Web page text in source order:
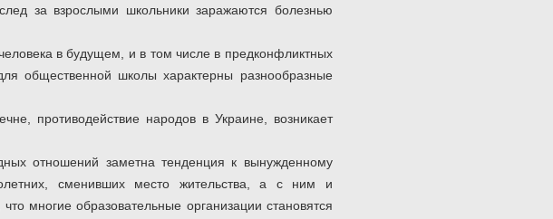
за взрослыми школьники заражаются болезнью
в будущем, и в том числе в предконфликтных
общественной школы характерны разнообразные
противодействие народов в Украине, возникает
отношений заметна тенденция к вынужденному
сменивших место жительства, а с ним и
многие образовательные организации становятся